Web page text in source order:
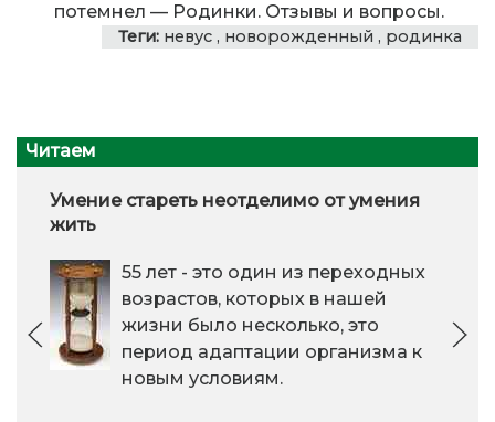
потемнел — Родинки. Отзывы и вопросы.
Теги: невус , новорожденный , родинка
Читаем
Умение стареть неотделимо от умения
жить
55 лет - это один из переходных
возрастов, которых в нашей
жизни было несколько, это
период адаптации организма к
новым условиям.